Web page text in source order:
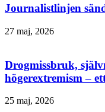
Journalistlinjen
27 maj, 2026
Drogmissbruk,
högerextremism –
25 maj, 2026